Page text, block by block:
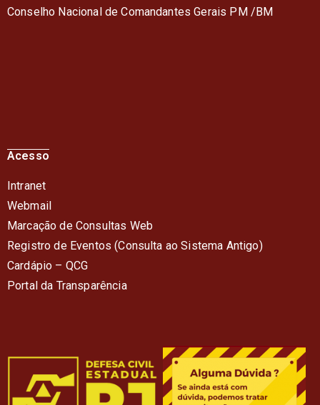
Conselho Nacional de Comandantes Gerais PM /BM
Acesso
Intranet
Webmail
Marcação de Consultas Web
Registro de Eventos (Consulta ao Sistema Antigo)
Cardápio – QCG
Portal da Transparência